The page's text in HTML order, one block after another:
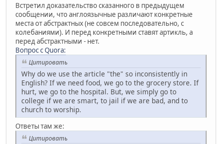
Встретил доказательство сказанного в предыдущем
сообщении, что англоязычные различают конкретные
места от абстрактных (не совсем последовательно, с
колебаниями). И перед конкретными ставят артикль, а
перед абстрактными - нет.
Вопрос с Quora:
Цитировать
Why do we use the article "the" so inconsistently in
English? If we need food, we go to the grocery store. If
hurt, we go to the hospital. But, we simply go to
college if we are smart, to jail if we are bad, and to
church to worship.
Ответы там же:
Цитировать